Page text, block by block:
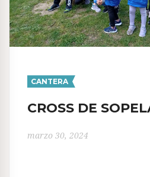
CANTERA
CROSS DE
marzo 30, 2024